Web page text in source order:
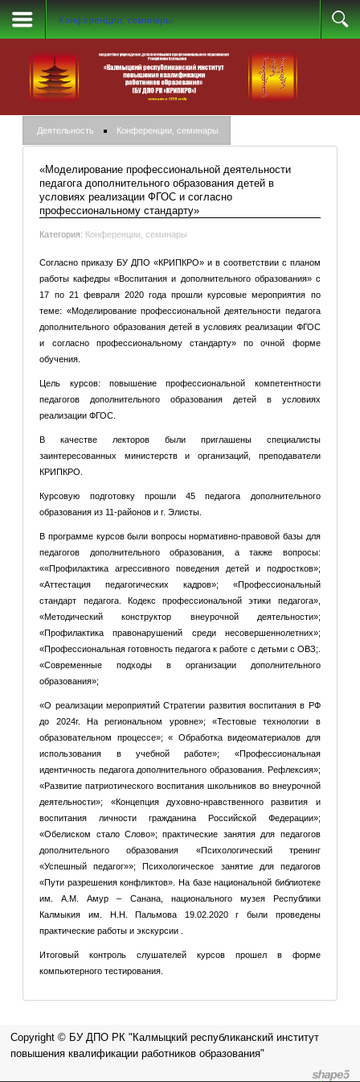
Конференции, семинары
Деятельность Конференции, семинары
«Моделирование профессиональной деятельности
педагога дополнительного образования детей в
условиях реализации ФГОС и согласно
профессиональному стандарту»
Категория: Конференции, семинары
Согласно приказу БУ ДПО «КРИПКРО» и в соответствии с планом
работы кафедры «Воспитания и дополнительного образования» с
17 по 21 февраля 2020 года прошли курсовые мероприятия по
теме: «Моделирование профессиональной деятельности педагога
дополнительного образования детей в условиях реализации ФГОС
и согласно профессиональному стандарту» по очной форме
обучения.
Цель курсов: повышение профессиональной компетентности
педагогов дополнительного образования детей в условиях
реализации ФГОС.
В качестве лекторов были приглашены специалисты
заинтересованных министерств и организаций, преподаватели
КРИПКРО.
Курсовую подготовку прошли 45 педагога дополнительного
образования из 11-районов и г. Элисты.
В программе курсов были вопросы нормативно-правовой базы для
педагогов дополнительного образования, а также вопросы:
««Профилактика агрессивного поведения детей и подростков»;
«Аттестация педагогических кадров»; «Профессиональный
стандарт педагога. Кодекс профессиональной этики педагога»,
«Методический конструктор внеурочной деятельности»;
«Профилактика правонарушений среди несовершеннолетних»;
«Профессиональная готовность педагога к работе с детьми с ОВЗ;.
«Современные подходы в организации дополнительного
образования»;
«О реализации мероприятий Стратегии развития воспитания в РФ
до 2024г. На региональном уровне»; «Тестовые технологии в
образовательном процессе»; « Обработка видеоматериалов для
использования в учебной работе»; «Профессиональная
идентичность педагога дополнительного образования. Рефлексия»;
«Развитие патриотического воспитания школьников во внеурочной
деятельности»; «Концепция духовно-нравственного развития и
воспитания личности гражданина Российской Федерации»;
«Обелиском стало Слово»; практические занятия для педагогов
дополнительного образования «Психологический тренинг
«Успешный педагог»»; Психологическое занятие для педагогов
«Пути разрешения конфликтов». На базе национальной библиотеке
им. А.М. Амур – Санана, национального музея Республики
Калмыкия им. Н.Н. Пальмова 19.02.2020 г были проведены
практические работы и экскурсии .
Итоговый контроль слушателей курсов прошел в форме
компьютерного тестирования.
Copyright © БУ ДПО РК "Калмыцкий республиканский институт
повышения квалификации работников образования"